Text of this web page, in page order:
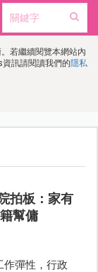
若繼續閱覽本網站內
訊請閱讀我們的隱私
拍板：家有
幫傭
作彈性，行政